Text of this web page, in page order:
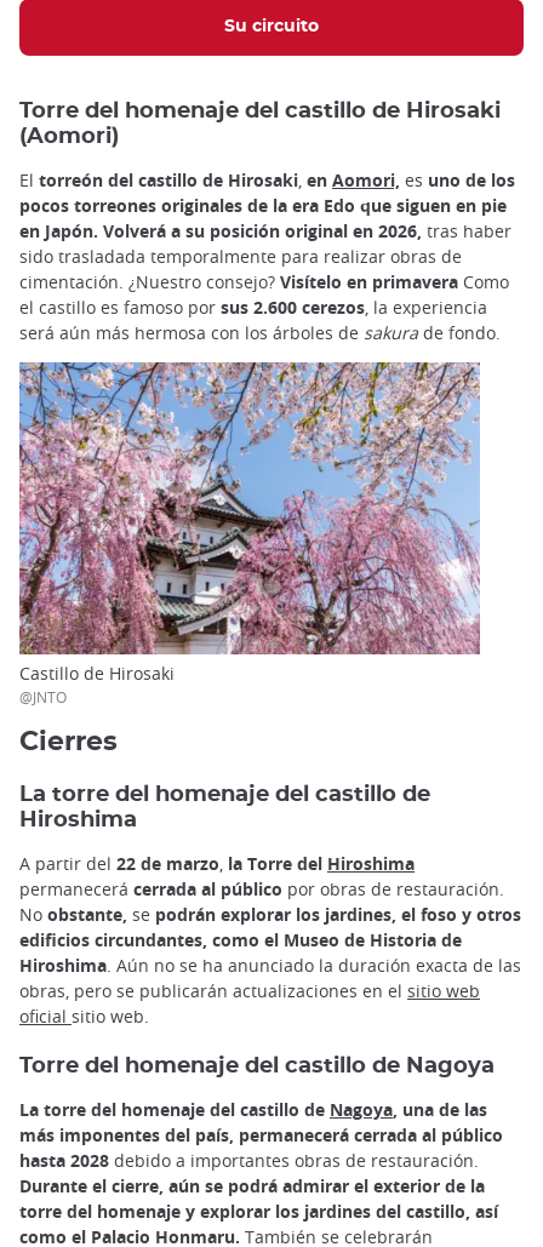
Su circuito
Torre del homenaje del castillo de Hirosaki
(Aomori)
El torreón del castillo de Hirosaki, en Aomori, es uno de los
pocos torreones originales de la era Edo que siguen en pie
en Japón. Volverá a su posición original en 2026, tras haber
sido trasladada temporalmente para realizar obras de
cimentación. ¿Nuestro consejo? Visítelo en primavera Como
el castillo es famoso por sus 2.600 cerezos, la experiencia
será aún más hermosa con los árboles de sakura de fondo.
Castillo de Hirosaki
@JNTO
Cierres
La torre del homenaje del castillo de
Hiroshima
A partir del 22 de marzo, la Torre del Hiroshima
permanecerá cerrada al público por obras de restauración.
No obstante, se podrán explorar los jardines, el foso y otros
edificios circundantes, como el Museo de Historia de
Hiroshima. Aún no se ha anunciado la duración exacta de las
obras, pero se publicarán actualizaciones en el sitio web
oficial sitio web.
Torre del homenaje del castillo de Nagoya
La torre del homenaje del castillo de Nagoya, una de las
más imponentes del país, permanecerá cerrada al público
hasta 2028 debido a importantes obras de restauración.
Durante el cierre, aún se podrá admirar el exterior de la
torre del homenaje y explorar los jardines del castillo, así
como el Palacio Honmaru. También se celebrarán